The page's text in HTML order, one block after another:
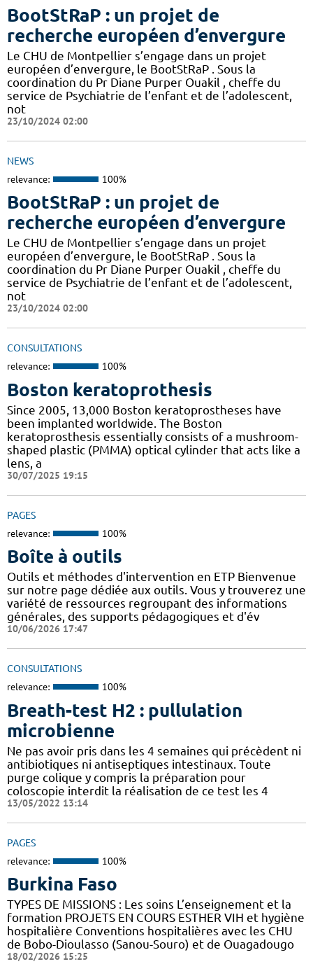
BootStRaP : un projet de
recherche européen d’envergure
Le CHU de Montpellier s’engage dans un projet
européen d’envergure, le BootStRaP . Sous la
coordination du Pr Diane Purper Ouakil , cheffe du
service de Psychiatrie de l’enfant et de l’adolescent,
not
23/10/2024 02:00
NEWS
relevance: 100%
BootStRaP : un projet de
recherche européen d’envergure
Le CHU de Montpellier s’engage dans un projet
européen d’envergure, le BootStRaP . Sous la
coordination du Pr Diane Purper Ouakil , cheffe du
service de Psychiatrie de l’enfant et de l’adolescent,
not
23/10/2024 02:00
CONSULTATIONS
relevance: 100%
Boston keratoprothesis
Since 2005, 13,000 Boston keratoprostheses have
been implanted worldwide. The Boston
keratoprosthesis essentially consists of a mushroom-
shaped plastic (PMMA) optical cylinder that acts like a
lens, a
30/07/2025 19:15
PAGES
relevance: 100%
Boîte à outils
Outils et méthodes d'intervention en ETP Bienvenue
sur notre page dédiée aux outils. Vous y trouverez une
variété de ressources regroupant des informations
générales, des supports pédagogiques et d'év
10/06/2026 17:47
CONSULTATIONS
relevance: 100%
Breath-test H2 : pullulation
microbienne
Ne pas avoir pris dans les 4 semaines qui précèdent ni
antibiotiques ni antiseptiques intestinaux. Toute
purge colique y compris la préparation pour
coloscopie interdit la réalisation de ce test les 4
13/05/2022 13:14
PAGES
relevance: 100%
Burkina Faso
TYPES DE MISSIONS : Les soins L’enseignement et la
formation PROJETS EN COURS ESTHER VIH et hygiène
hospitalière Conventions hospitalières avec les CHU
de Bobo-Dioulasso (Sanou-Souro) et de Ouagadougo
18/02/2026 15:25